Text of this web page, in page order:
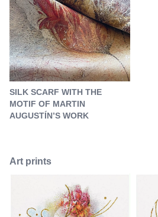
SILK SCARF WITH THE
MOTIF OF MARTIN
AUGUSTÍN’S WORK
Art prints